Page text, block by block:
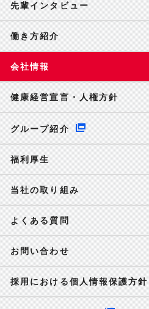
先輩インタビュー
働き方紹介
会社情報
健康経営宣言・人権方針
グループ紹介
福利厚生
当社の取り組み
よくある質問
お問い合わせ
採用における個人情報保護方針